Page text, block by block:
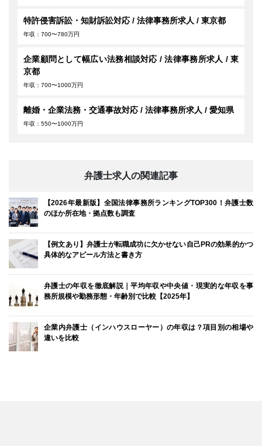
特許侵害訴訟・知財訴訟対応 / 法律事務所求人 / 東京都
年収：700〜780万円
企業顧問として幅広い法務相談対応 / 法律事務所求人 / 東
京都
年収：700〜1000万円
離婚・企業法務・交通事故対応 / 法律事務所求人 / 愛知県
年収：550〜1000万円
弁護士求人の関連記事
【2026年最新版】全国法律事務所ランキングTOP300！弁護士数
のほか所在地・拠点数も調査
【例文あり】弁護士が転職成功に欠かせない自己PRの効果的かつ
具体的なアピール方法と書き方
弁護士の年収を徹底解説｜平均年収や中央値・現実的な年収を事
務所規模や勤務形態・年齢別で比較【2025年】
企業内弁護士（インハウスローヤー）の年収は？項目別の相場や
違いを比較